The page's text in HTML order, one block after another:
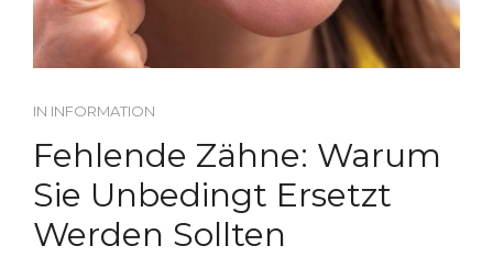
IN INFORMATION
Fehlende Zähne: Warum
Sie Unbedingt Ersetzt
Werden Sollten